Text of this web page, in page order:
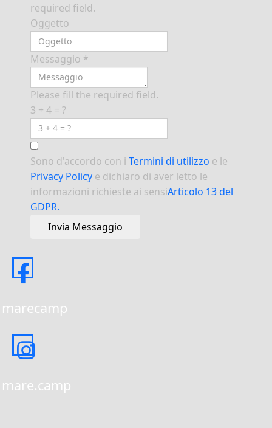
required field.
Oggetto
Messaggio *
Please fill the required field.
3 + 4 = ?
Sono d'accordo con i Termini di utilizzo e le
Privacy Policy e dichiaro di aver letto le
informazioni richieste ai sensiArticolo 13 del
GDPR.
Invia Messaggio
marecamp
mare.camp